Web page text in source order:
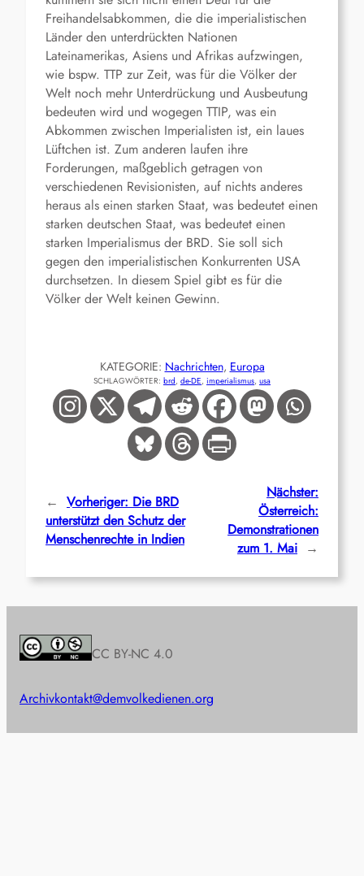
Freihandelsabkommen, die die imperialistischen
Länder den unterdrückten Nationen
Lateinamerikas, Asiens und Afrikas aufzwingen,
wie bspw. TTP zur Zeit, was für die Völker der
Welt noch mehr Unterdrückung und Ausbeutung
bedeuten wird und wogegen TTIP, was ein
Abkommen zwischen Imperialisten ist, ein laues
Lüftchen ist. Zum anderen laufen ihre
Forderungen, maßgeblich getragen von
verschiedenen Revisionisten, auf nichts anderes
heraus als einen starken Staat, was bedeutet einen
starken deutschen Staat, was bedeutet einen
starken Imperialismus der BRD. Sie soll sich
gegen den imperialistischen Konkurrenten USA
durchsetzen. In diesem Spiel gibt es für die
Völker der Welt keinen Gewinn.
KATEGORIE: Nachrichten, Europa
SCHLAGWÖRTER: brd, de-DE, imperialismus, usa
← Vorheriger: Die BRD
unterstützt den Schutz der
Menschenrechte in Indien
Nächster:
Österreich:
Demonstrationen
zum 1. Mai →
CC BY-NC 4.0
Archivkontakt@demvolkedienen.org